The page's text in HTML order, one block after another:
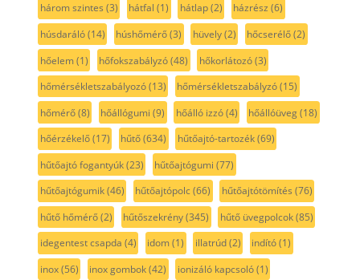
három szintes (3) hátfal (1) hátlap(2) házrész (6)
húsdaráló(14) húshőmérő(3) hüvely(2) hőcserélő(2)
hőelem(1) hőfokszabályzó(48) hőkorlátozó(3)
hőmérsékletszabályozó(13) hőmérsékletszabályzó(15)
hőmérő(8) hőállógumi (9) hőálló izzó(4) hőállóüveg(18)
hőérzékelő(17) hűtő(634) hűtőajtó-tartozék(69)
hűtőajtó fogantyúk(23) hűtőajtógumi (77)
hűtőajtógumik(46) hűtőajtópolc(66) hűtőajtótömítés (76)
hűtő hőmérő(2) hűtőszekrény(345) hűtő üvegpolcok(85)
idegentest csapda (4) idom(1) illatrúd(2) indító(1)
inox(56) inox gombok(42) ionizáló kapcsoló(1)